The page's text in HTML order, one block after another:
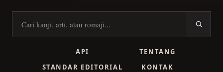
Cari kanji
API
TENTANG
STANDAR EDITORIAL
KONTAK